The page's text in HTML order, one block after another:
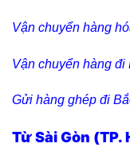
Vận chuyển hàng
Vận chuyển hàng đi
Gửi hàng ghép đi
Từ Sài Gòn (TP.